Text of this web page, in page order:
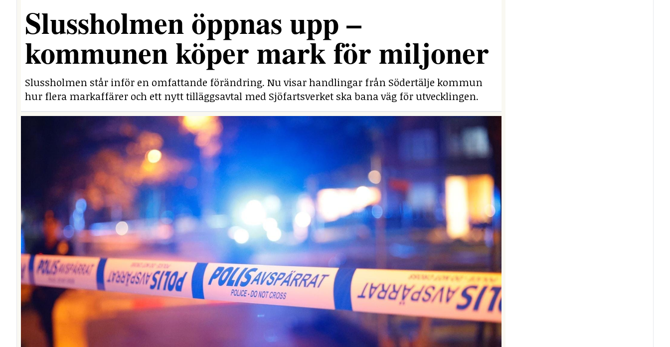
Slussholmen öppnas upp –
kommunen köper mark för miljoner
Slussholmen står inför en omfattande förändring. Nu visar handlingar från Södertälje kommun
hur flera markaffärer och ett nytt tilläggsavtal med Sjöfartsverket ska bana väg för utvecklingen.